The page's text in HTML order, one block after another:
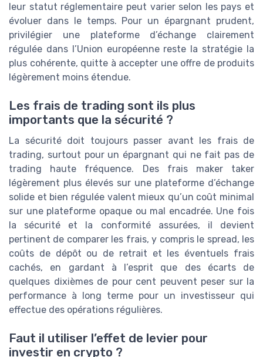
leur statut réglementaire peut varier selon les pays et
évoluer dans le temps. Pour un épargnant prudent,
privilégier une plateforme d’échange clairement
régulée dans l’Union européenne reste la stratégie la
plus cohérente, quitte à accepter une offre de produits
légèrement moins étendue.
Les frais de trading sont ils plus
importants que la sécurité ?
La sécurité doit toujours passer avant les frais de
trading, surtout pour un épargnant qui ne fait pas de
trading haute fréquence. Des frais maker taker
légèrement plus élevés sur une plateforme d’échange
solide et bien régulée valent mieux qu’un coût minimal
sur une plateforme opaque ou mal encadrée. Une fois
la sécurité et la conformité assurées, il devient
pertinent de comparer les frais, y compris le spread, les
coûts de dépôt ou de retrait et les éventuels frais
cachés, en gardant à l’esprit que des écarts de
quelques dixièmes de pour cent peuvent peser sur la
performance à long terme pour un investisseur qui
effectue des opérations régulières.
Faut il utiliser l’effet de levier pour
investir en crypto ?